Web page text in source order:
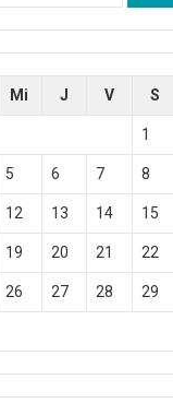
Mi J V S
1
5 6 7 8
12 13 14 15
19 20 21 22
26 27 28 29